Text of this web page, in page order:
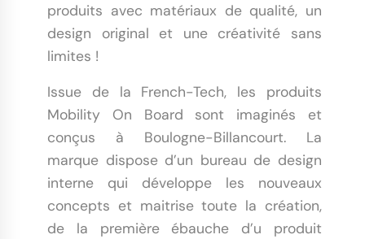
produits avec matériaux de qualité, un
design original et une créativité sans
limites !
Issue de la French-Tech, les produits
Mobility On Board sont imaginés et
conçus à Boulogne-Billancourt. La
marque dispose d’un bureau de design
interne qui développe les nouveaux
concepts et maitrise toute la création,
de la première ébauche d’u produit